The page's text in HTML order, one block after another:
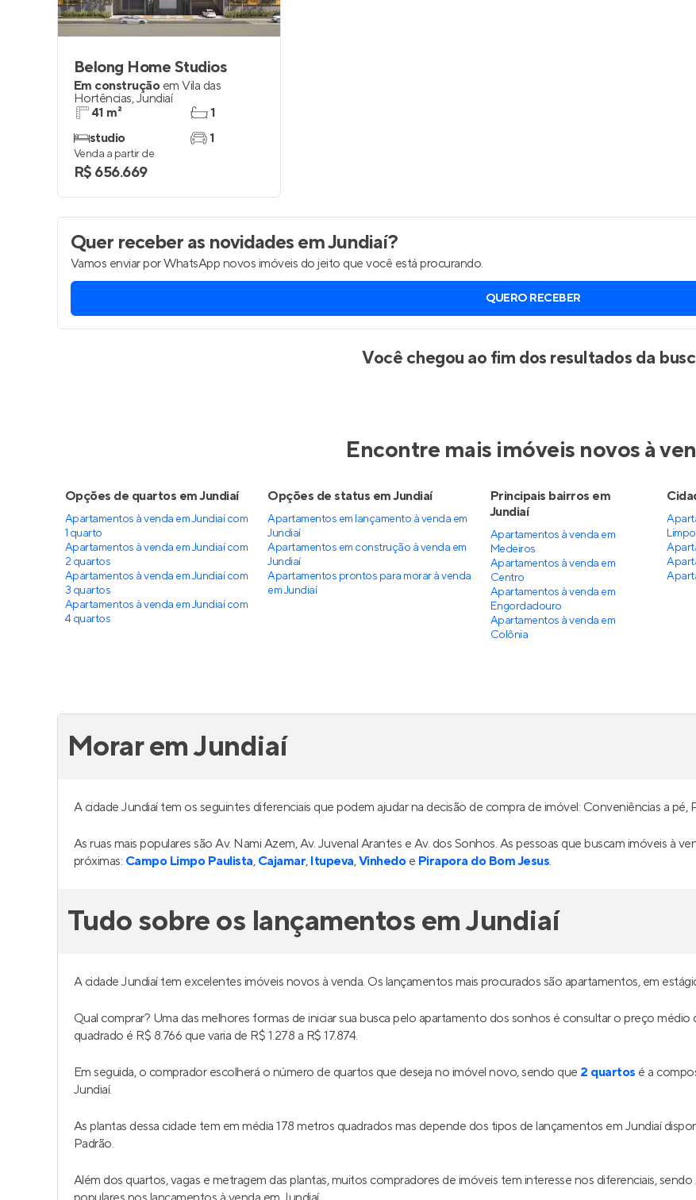
Belong Home Studios
Em construção em Vila das
Hortências,Jundiaí
41 m²
studio
1
1
Venda a partir de
R$ 656.669
Quer receber as novidadesem Jundiaí?
Vamos enviar por WhatsApp novos imóveis do jeito que você está procurando.
QUERO RECEBER
Você chegou ao fim dos resultados da
Encontre mais imóveis novos à
Opções de quartos em Jundiaí
Apartamentos à venda em Jundiaí com
1 quarto
Apartamentos à venda em Jundiaí com
2 quartos
Apartamentos à venda em Jundiaí com
3 quartos
Apartamentos à venda em Jundiaí com
4 quartos
Opções de status em Jundiaí
Apartamentos em lançamento à venda em
Jundiaí
Apartamentos em construção à venda em
Jundiaí
Apartamentos prontos para morar à venda
em Jundiaí
Principais bairros em
Jundiaí
Apartamentos à venda em
Medeiros
Apartamentos à venda em
Centro
Apartamentos à venda em
Engordadouro
Apartamentos à venda em
Colônia
Morar em Jundiaí
A cidade Jundiaí tem os seguintes diferenciais que podem ajudar na decisão de compra de imóvel: Conveniências a
As ruas mais populares são Av. Nami Azem, Av. Juvenal Arantes e Av. dos Sonhos. As pessoas que buscam imóveis à
próximas: Campo Limpo Paulista, Cajamar, Itupeva,Vinhedoe Pirapora do Bom Jesus.
Tudo sobre os lançamentos em Jundiaí
A cidade Jundiaí tem excelentes imóveis novos à venda. Os lançamentos mais procurados são apartamentos, em
Qual comprar? Uma das melhores formas de iniciar sua busca pelo apartamento dos sonhos é consultar o preço
quadrado é R$ 8.766 que varia de R$ 1.278 a R$ 17.874.
Em seguida, o comprador escolherá o número de quartos que deseja no imóvel novo, sendo que 2 quartos é a
Jundiaí.
As plantas dessa cidade tem em média 178 metros quadrados mas depende dos tipos de lançamentos em Jundiaí
Padrão.
Além dos quartos, vagas e metragem das plantas, muitos compradores de imóveis tem interesse nos diferenciais,